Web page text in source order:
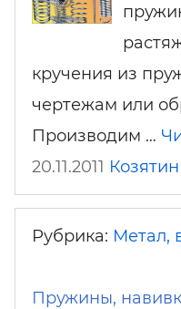
кручения из
чертежам или
Производим …
20.11.2011 Козятин
Рубрика: Метал,
Пружины,